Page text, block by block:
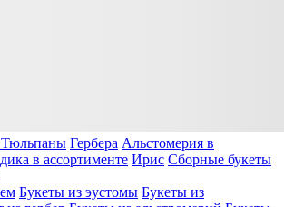
Тюльпаны Гербера Альстомерия в
в ассортименте Ирис Сборные букеты
Букеты из эустомы Букеты из